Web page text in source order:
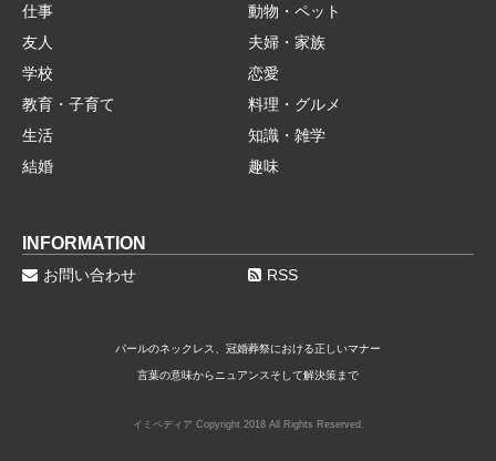
仕事
動物・ペット
友人
夫婦・家族
学校
恋愛
教育・子育て
料理・グルメ
生活
知識・雑学
結婚
趣味
INFORMATION
お問い合わせ RSS
パールのネックレス、冠婚葬祭における正しいマナー
言葉の意味からニュアンスそして解決策まで
イミペディア Copyright 2018 All Rights Reserved.